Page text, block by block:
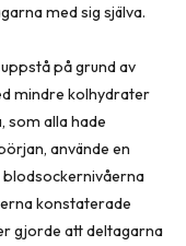
med sig själva.
på grund av
mindre kolhydrater
som alla hade
använde en
blodsockernivåerna
konstaterade
gjorde att deltagarna